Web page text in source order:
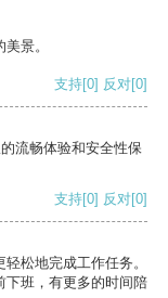
景。
支持[0] 反对[0]
流畅体验和安全性保
支持[0] 反对[0]
松地完成工作任务。
下班，有更多的时间陪